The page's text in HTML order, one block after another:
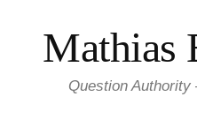
content
Mathias
Question Authority